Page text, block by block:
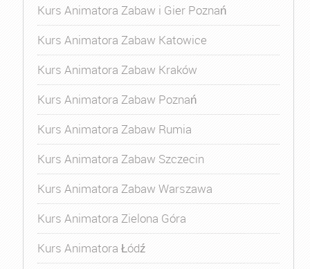
Kurs Animatora Zabaw i Gier Poznań
Kurs Animatora Zabaw Katowice
Kurs Animatora Zabaw Kraków
Kurs Animatora Zabaw Poznań
Kurs Animatora Zabaw Rumia
Kurs Animatora Zabaw Szczecin
Kurs Animatora Zabaw Warszawa
Kurs Animatora Zielona Góra
Kurs Animatora Łódź